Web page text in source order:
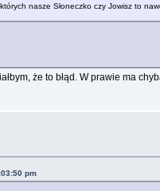
nasze Słoneczko czy Jowisz to
że to błąd. W prawie ma
pm